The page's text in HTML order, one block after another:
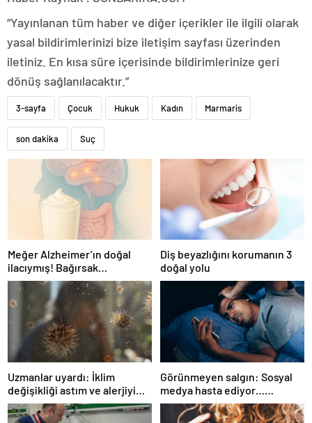
“Yayınlanan tüm haber ve diğer içerikler ile ilgili olarak
yasal bildirimlerinizi bize iletişim sayfası üzerinden
iletiniz. En kısa süre içerisinde bildirimlerinize geri
dönüş sağlanılacaktır.”
3-sayfa Çocuk Hukuk Kadın Marmaris
son dakika Suç
Meğer Alzheimer’ın doğal
ilacıymış! Bağırsak
iltihaplanmasını önlüyor…
Diş beyazlığını korumanın 3
doğal yolu
Uzmanlar uyardı: İklim
değişikliği astım ve alerjiyi
tetikliyor
Görünmeyen salgın: Sosyal
medya hasta ediyor…
Fiziksel, duygusal, zihinsel
etkilerine inanamayacaksınız